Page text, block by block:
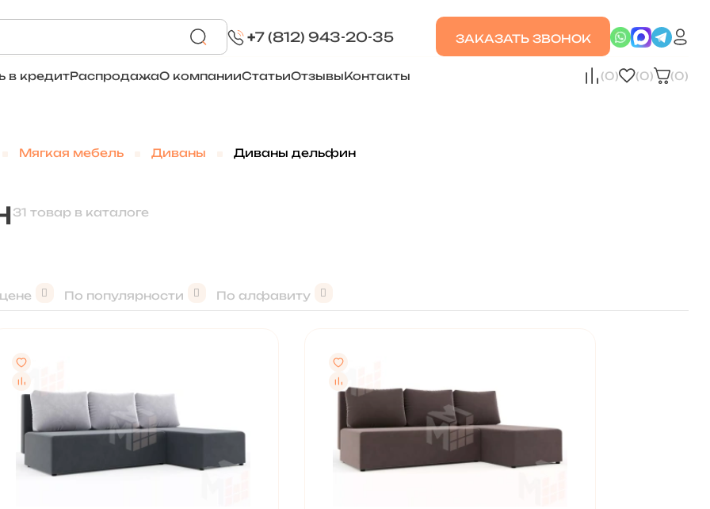
+7 (812) 943-20-35 ЗАКАЗАТЬ ЗВОНОК
в кредитРаспродажаО компанииСтатьиОтзывыКонтакты (0) (0) (0)
Мягкая мебель Диваны Диваны дельфин
31 товар в каталоге
По популярности По алфавиту